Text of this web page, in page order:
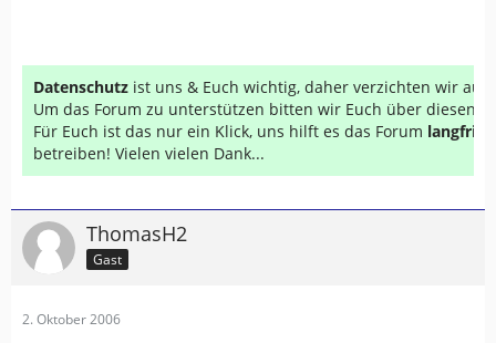
Datenschutz ist uns & Euch wichtig, daher verzichten wir auf
Um das Forum zu unterstützen bitten wir Euch über diesen
Für Euch ist das nur ein Klick, uns hilft es das Forum
betreiben! Vielen vielen Dank...
ThomasH2
Gast
2. Oktober 2006